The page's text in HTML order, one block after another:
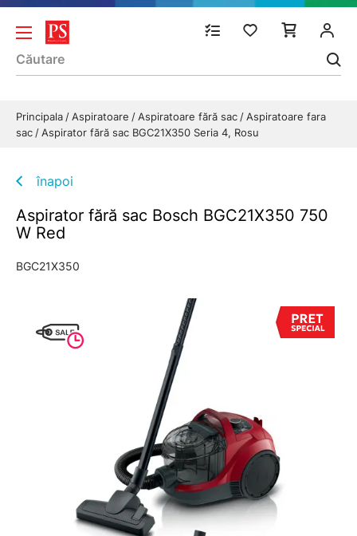
Principala Aspiratoare Aspiratoare fără sac
Aspiratoare fara
sac
Aspirator fără sac BGC21X350 Seria 4, Rosu
înapoi
Aspirator fără sac Bosch BGC21X350 750
W Red
BGC21X350